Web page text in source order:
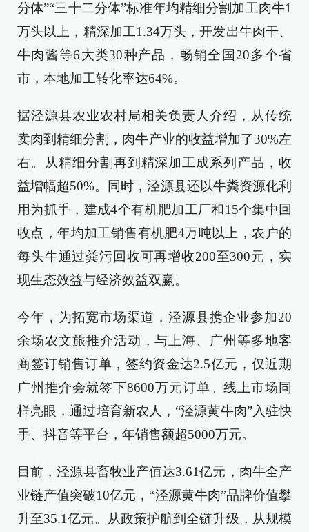
分体”“三十二分体”标准年均精细分割加工肉牛1
万头以上，精深加工1.34万头，开发出牛肉干、
牛肉酱等6大类30种产品，畅销全国20多个省
市，本地加工转化率达64%。
据泾源县农业农村局相关负责人介绍，从传统
卖肉到精细分割，肉牛产业的收益增加了30%左
右。从精细分割再到精深加工成系列产品，收
益增幅超50%。同时，泾源县还以牛粪资源化利
用为抓手，建成4个有机肥加工厂和15个集中回
收点，年均加工销售有机肥4万吨以上，农户的
每头牛通过粪污回收可再增收200至300元，实
现生态效益与经济效益双赢。
今年，为拓宽市场渠道，泾源县携企业参加20
余场农文旅推介活动，与上海、广州等多地客
商签订销售订单，签约资金达2.5亿元，仅近期
广州推介会就签下8600万元订单。线上市场同
样亮眼，通过培育新农人，“泾源黄牛肉”入驻快
手、抖音等平台，年销售额超5000万元。
目前，泾源县畜牧业产值达3.61亿元，肉牛全产
业链产值突破10亿元，“泾源黄牛肉”品牌价值攀
升至35.1亿元。从政策护航到全链升级，从规模